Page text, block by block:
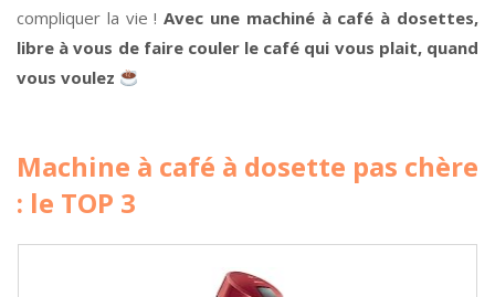
compliquer la vie !Avec une machiné à café à dosettes,
libre à vous de faire couler le café qui vous plait, quand
vous voulez
Machine à café à dosette pas chère
: le TOP 3